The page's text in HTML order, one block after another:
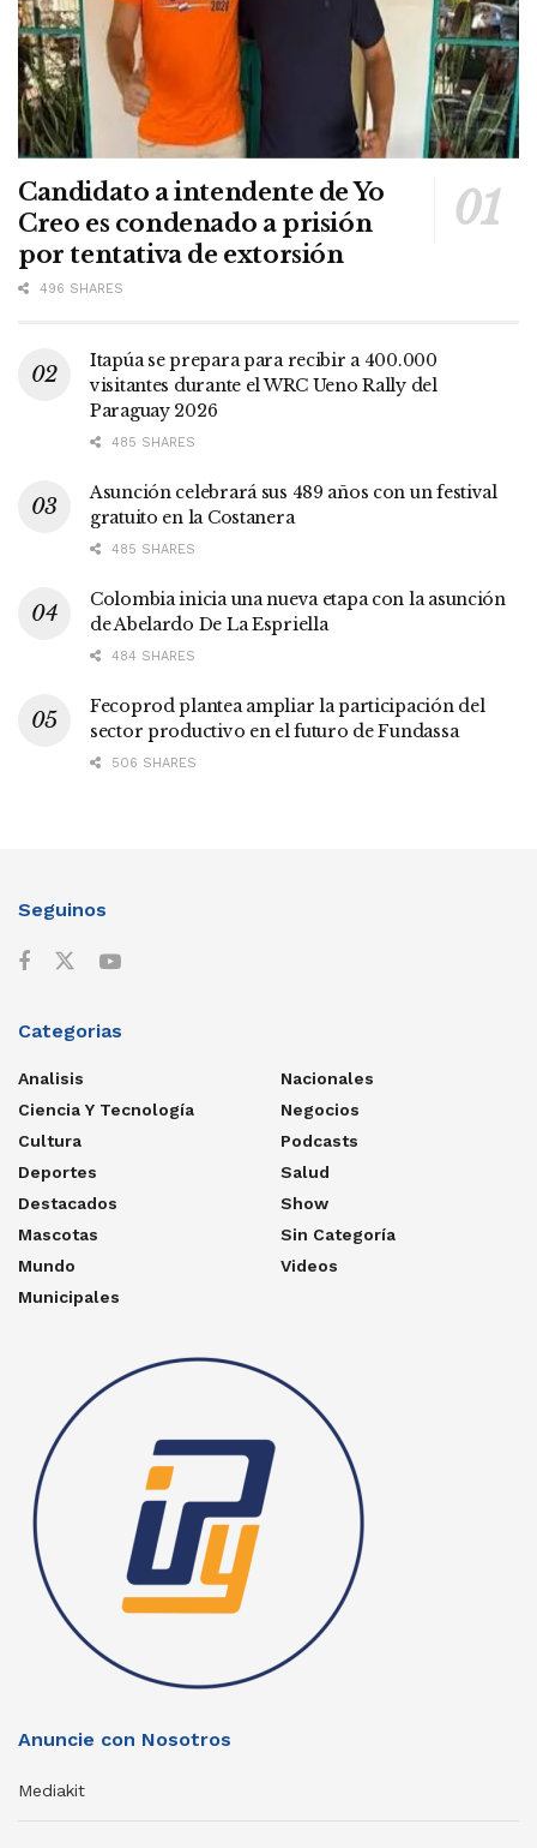
Candidato a intendente de Yo
Creo es condenado a prisión
por tentativa de extorsión
496 SHARES
Itapúa se prepara para recibir a 400.000
visitantes durante el WRC Ueno Rally del
Paraguay 2026
485 SHARES
Asunción celebrará sus 489 años con un festival
gratuito en la Costanera
485 SHARES
Colombia inicia una nueva etapa con la asunción
de Abelardo De La Espriella
484 SHARES
Fecoprod plantea ampliar la participación del
sector productivo en el futuro de Fundassa
506 SHARES
Seguinos
Categorias
Analisis
Ciencia Y Tecnología
Cultura
Deportes
Destacados
Mascotas
Mundo
Municipales
Nacionales
Negocios
Podcasts
Salud
Show
Sin Categoría
Videos
Anuncie con Nosotros
Mediakit